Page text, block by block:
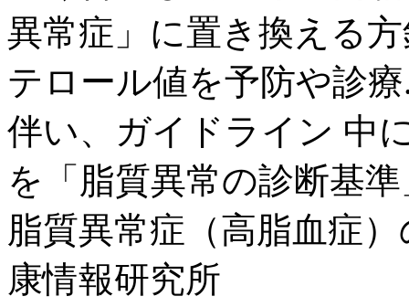
異常症」に置き換える
テロール値を予防や診
伴い、ガイドライン 中
を「脂質異常の診断基
脂質異常症（高脂血症
康情報研究所